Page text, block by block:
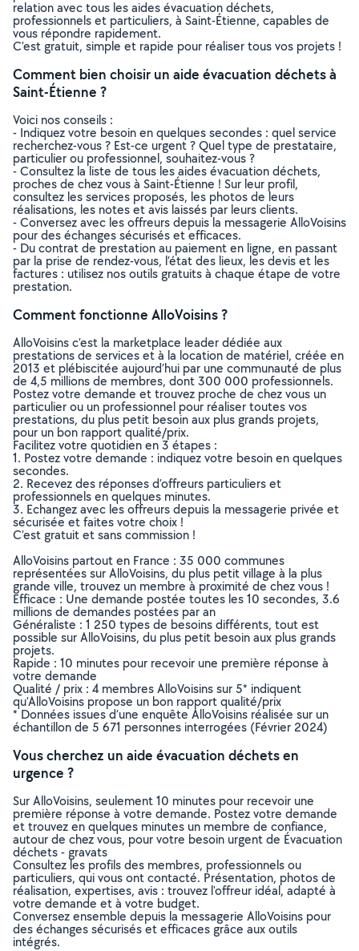
relation avec tous les aides évacuation déchets,
professionnels et particuliers, à Saint-Étienne, capables de
vous répondre rapidement.
C’est gratuit, simple et rapide pour réaliser tous vos projets !
Comment bien choisir un aide évacuation déchets à
Saint-Étienne ?
Voici nos conseils :
- Indiquez votre besoin en quelques secondes : quel service
recherchez-vous ? Est-ce urgent ? Quel type de prestataire,
particulier ou professionnel, souhaitez-vous ?
- Consultez la liste de tous les aides évacuation déchets,
proches de chez vous à Saint-Étienne ! Sur leur profil,
consultez les services proposés, les photos de leurs
réalisations, les notes et avis laissés par leurs clients.
- Conversez avec les offreurs depuis la messagerie AlloVoisins
pour des échanges sécurisés et efficaces.
- Du contrat de prestation au paiement en ligne, en passant
par la prise de rendez-vous, l’état des lieux, les devis et les
factures : utilisez nos outils gratuits à chaque étape de votre
prestation.
Comment fonctionne AlloVoisins ?
AlloVoisins c’est la marketplace leader dédiée aux
prestations de services et à la location de matériel, créée en
2013 et plébiscitée aujourd’hui par une communauté de plus
de 4,5 millions de membres, dont 300 000 professionnels.
Postez votre demande et trouvez proche de chez vous un
particulier ou un professionnel pour réaliser toutes vos
prestations, du plus petit besoin aux plus grands projets,
pour un bon rapport qualité/prix.
Facilitez votre quotidien en 3 étapes :
1. Postez votre demande : indiquez votre besoin en quelques
secondes.
2. Recevez des réponses d’offreurs particuliers et
professionnels en quelques minutes.
3. Echangez avec les offreurs depuis la messagerie privée et
sécurisée et faites votre choix !
C’est gratuit et sans commission !
AlloVoisins partout en France : 35 000 communes
représentées sur AlloVoisins, du plus petit village à la plus
grande ville, trouvez un membre à proximité de chez vous !
Efficace : Une demande postée toutes les 10 secondes, 3.6
millions de demandes postées par an
Généraliste : 1 250 types de besoins différents, tout est
possible sur AlloVoisins, du plus petit besoin aux plus grands
projets.
Rapide : 10 minutes pour recevoir une première réponse à
votre demande
Qualité / prix : 4 membres AlloVoisins sur 5* indiquent
qu’AlloVoisins propose un bon rapport qualité/prix
* Données issues d’une enquête AlloVoisins réalisée sur un
échantillon de 5 671 personnes interrogées (Février 2024)
Vous cherchez un aide évacuation déchets en
urgence ?
Sur AlloVoisins, seulement 10 minutes pour recevoir une
première réponse à votre demande. Postez votre demande
et trouvez en quelques minutes un membre de confiance,
autour de chez vous, pour votre besoin urgent de Évacuation
déchets - gravats
Consultez les profils des membres, professionnels ou
particuliers, qui vous ont contacté. Présentation, photos de
réalisation, expertises, avis : trouvez l'offreur idéal, adapté à
votre demande et à votre budget.
Conversez ensemble depuis la messagerie AlloVoisins pour
des échanges sécurisés et efficaces grâce aux outils
intégrés.